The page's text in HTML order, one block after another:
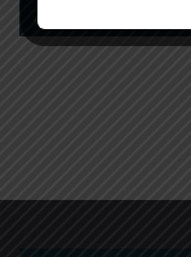
Agency for